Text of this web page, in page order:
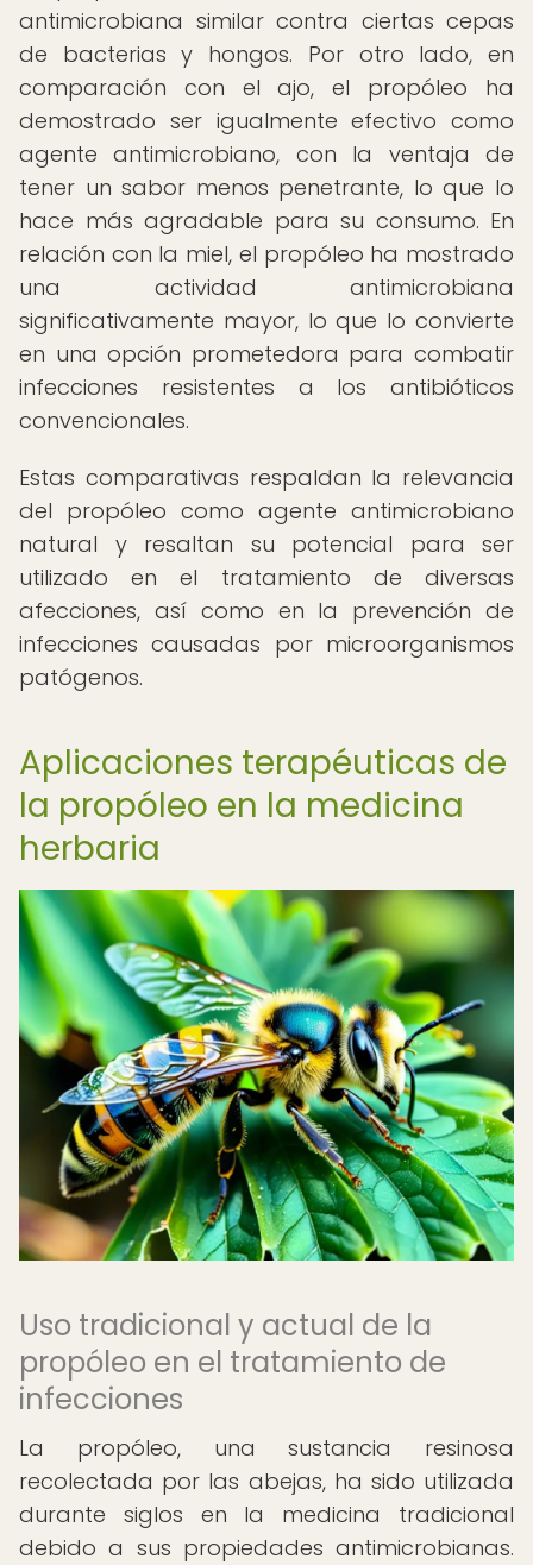
antimicrobiana similar contra ciertas cepas
de bacterias y hongos. Por otro lado, en
comparación con el ajo, el propóleo ha
demostrado ser igualmente efectivo como
agente antimicrobiano, con la ventaja de
tener un sabor menos penetrante, lo que lo
hace más agradable para su consumo. En
relación con la miel, el propóleo ha mostrado
una actividad antimicrobiana
significativamente mayor, lo que lo convierte
en una opción prometedora para combatir
infecciones resistentes a los antibióticos
convencionales.
Estas comparativas respaldan la relevancia
del propóleo como agente antimicrobiano
natural y resaltan su potencial para ser
utilizado en el tratamiento de diversas
afecciones, así como en la prevención de
infecciones causadas por microorganismos
patógenos.
Aplicaciones terapéuticas de
la propóleo en la medicina
herbaria
Uso tradicional y actual de la
propóleo en el tratamiento de
infecciones
La propóleo, una sustancia resinosa
recolectada por las abejas, ha sido utilizada
durante siglos en la medicina tradicional
debido a sus propiedades antimicrobianas.